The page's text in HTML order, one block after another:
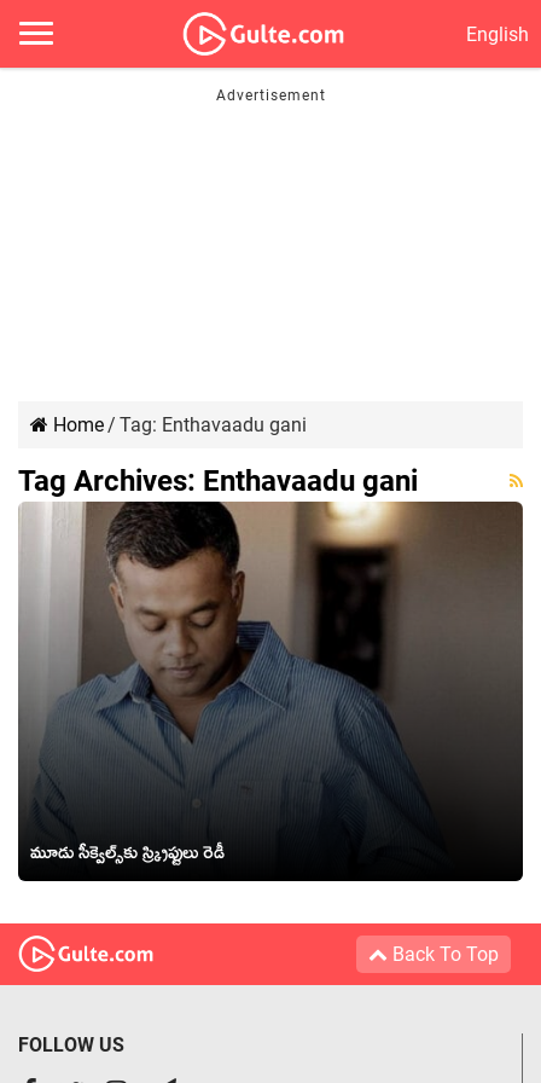
English
Home/ Tag: Enthavaadu gani
Tag Archives: Enthavaadu gani
మూడు సీక్వెల్స్‌కు స్క్రిప్టులు రెడీ
Back To Top
FOLLOW US